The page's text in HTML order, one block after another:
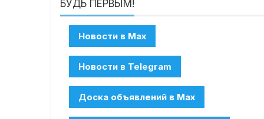
БУДЬ ПЕРВЫМ!